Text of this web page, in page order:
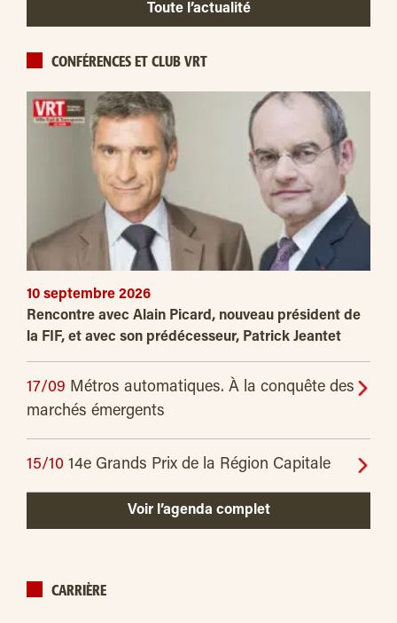
Toute l’actualité
CONFÉRENCES ET CLUB VRT
10 septembre 2026
Rencontre avec Alain Picard, nouveau président de
la FIF, et avec son prédécesseur, Patrick Jeantet
17/09 Métros automatiques. À la conquête des
marchés émergents
15/10 14e Grands Prix de la Région Capitale
Voir l’agenda complet
CARRIÈRE